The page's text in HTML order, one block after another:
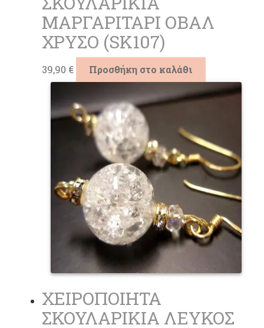
ΜΑΡΓΑΡΙΤΑΡΙ ΟΒΑΛ
ΧΡΥΣΟ (SK107)
39,90 € Προσθήκη στο καλάθι
ΧΕΙΡΟΠΟΙΗΤΑ
ΣΚΟΥΛΑΡΙΚΙΑ ΛΕΥΚΟΣ